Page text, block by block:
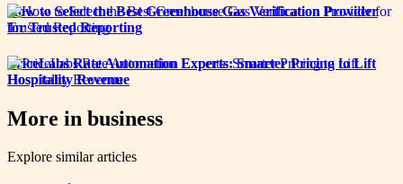
How to Select the Best Greenhouse Gas Verification Provider
for Trusted Reporting
PriceLabs Rate Automation Experts: Smarter Pricing to Lift
Hospitality Revenue
More in business
Explore similar articles